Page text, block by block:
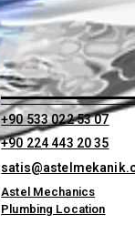
+90 533 022 53 07
+90 224 443 20 35
Astel Mechanics
Plumbing Location